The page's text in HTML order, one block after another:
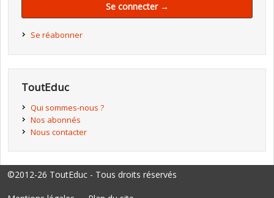
Se connecter →
Se réabonner
ToutEduc
Qui sommes-nous ?
Nos abonnés
Nous contacter
©2012-26 ToutEduc - Tous droits réservés